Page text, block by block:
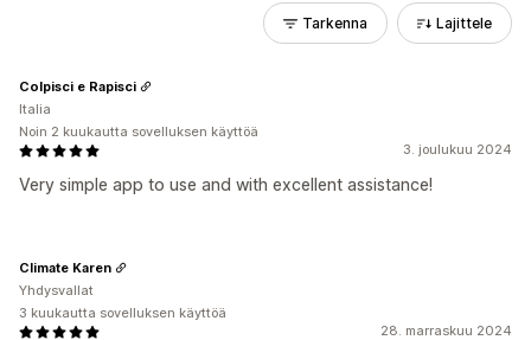
Tarkenna Lajittele
3. joulukuu 2024
Very simple app to use and with excellent assistance!
Colpisci e Rapisci
Italia
Noin 2 kuukautta sovelluksen käyttöä
28. marraskuu 2024
Climate Karen
Yhdysvallat
3 kuukautta sovelluksen käyttöä